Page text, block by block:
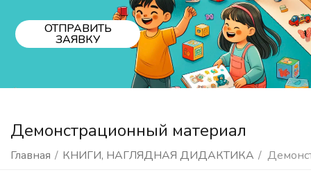
ОТПРАВИТЬ
ЗАЯВКУ
Демонстрационный материал
Главная / КНИГИ, НАГЛЯДНАЯ ДИДАКТИКА /